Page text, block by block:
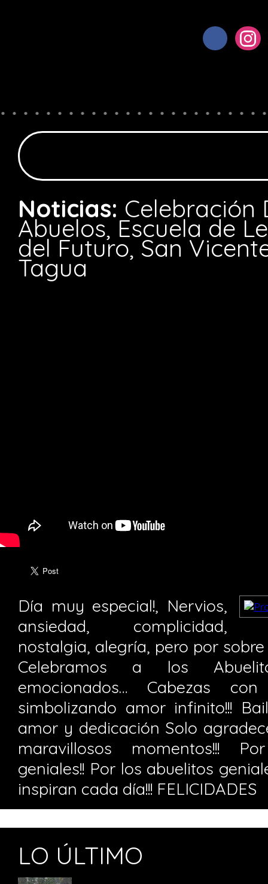
Noticias: Celebración
Abuelos, Escuela de
del Futuro, San
Tagua
Día muy especial!, Nervios,
ansiedad, complicidad,
nostalgia, alegría, pero por
Celebramos a los
emocionados… Cabezas
simbolizando amor infinito!!!
amor y dedicación Solo
maravillosos momentos!!!
geniales!! Por los abuelitos
inspiran cada día!!! FELICIDADES
LO ÚLTIMO